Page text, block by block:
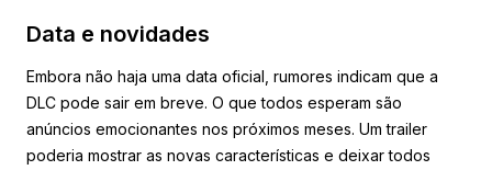
Data e novidades
Embora não haja uma data oficial, rumores indicam que a
DLC pode sair em breve. O que todos esperam são
anúncios emocionantes nos próximos meses. Um trailer
poderia mostrar as novas características e deixar todos